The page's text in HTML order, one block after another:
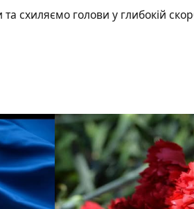
схиляємо голови у глибокій